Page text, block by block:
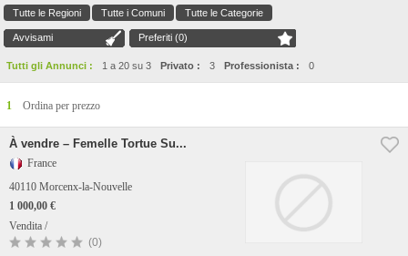
Tutte le Regioni Tutte i Comuni Tutte le Categorie
Avvisami Preferiti (0)
Tutti gli Annunci : 1 a 20 su 3 Privato : 3 Professionista : 0
1 Ordina per prezzo
À vendre – Femelle Tortue Su...
France
40110 Morcenx-la-Nouvelle
1 000,00 €
Vendita /
(0)